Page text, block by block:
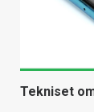
Tekniset